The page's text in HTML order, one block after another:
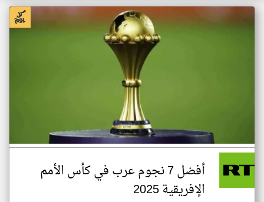
أفضل 7 نجوم عرب في كأس الأمم
الإفريقية 2025